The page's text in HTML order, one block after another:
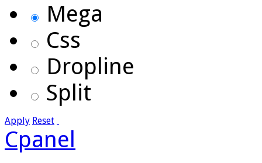
Mega
Css
Dropline
Split
Apply Reset
Cpanel